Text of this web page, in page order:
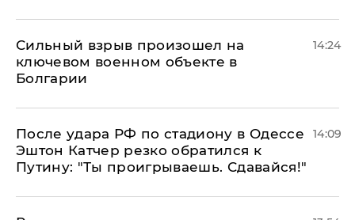
Сильный взрыв произошел на
ключевом военном объекте в
Болгарии
14:24
После удара РФ по стадиону в Одессе
Эштон Катчер резко обратился к
Путину: "Ты проигрываешь. Сдавайся!"
14:09